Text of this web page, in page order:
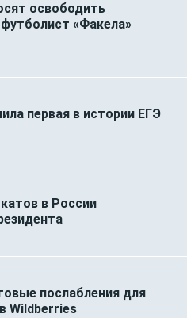
освободить
«Факела»
первая в истории ЕГЭ
в России
послабления для
Wildberries